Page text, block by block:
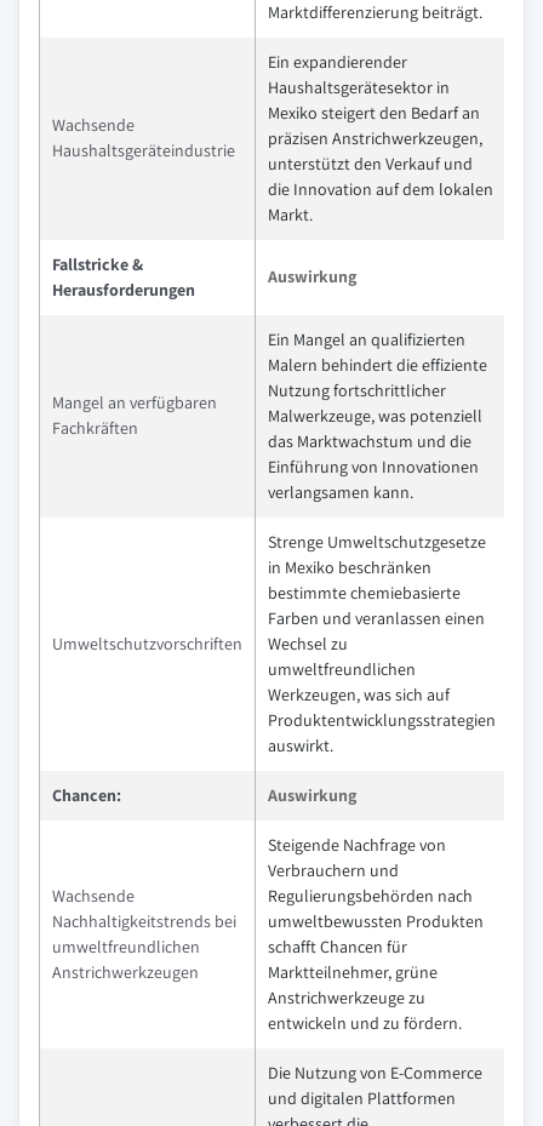
Marktdifferenzierung beiträgt.
Wachsende
Haushaltsgeräteindustrie
Ein expandierender
Haushaltsgerätesektor in
Mexiko steigert den Bedarf an
präzisen Anstrichwerkzeugen,
unterstützt den Verkauf und
die Innovation auf dem lokalen
Markt.
Fallstricke &
Herausforderungen
Auswirkung
Mangel an verfügbaren
Fachkräften
Ein Mangel an qualifizierten
Malern behindert die effiziente
Nutzung fortschrittlicher
Malwerkzeuge, was potenziell
das Marktwachstum und die
Einführung von Innovationen
verlangsamen kann.
Umweltschutzvorschriften
Strenge Umweltschutzgesetze
in Mexiko beschränken
bestimmte chemiebasierte
Farben und veranlassen einen
Wechsel zu
umweltfreundlichen
Werkzeugen, was sich auf
Produktentwicklungsstrategien
auswirkt.
Chancen: Auswirkung
Wachsende
Nachhaltigkeitstrends bei
umweltfreundlichen
Anstrichwerkzeugen
Steigende Nachfrage von
Verbrauchern und
Regulierungsbehörden nach
umweltbewussten Produkten
schafft Chancen für
Marktteilnehmer, grüne
Anstrichwerkzeuge zu
entwickeln und zu fördern.
Die Nutzung von E-Commerce
und digitalen Plattformen